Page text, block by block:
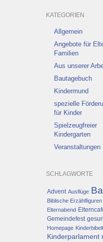
KATEGORIEN
Allgemein
Angebote für
Familien
Aus unserer
Bautagebuch
Kindermund
spezielle
für Kinder
Spielzeugfreier
Kindergarten
Veranstaltungen
SCHLAGWORTE
Advent Ausflüge
Biblische Erzählfiguren
Elternabend
Gemeindefest
Homepage
Kinderparlament